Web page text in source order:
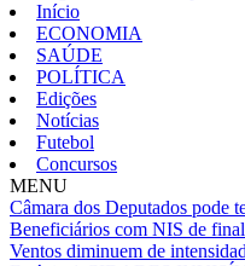
Início
ECONOMIA
SAÚDE
POLÍTICA
Edições
Notícias
Futebol
Concursos
MENU
Câmara dos Deputados pode
Beneficiários com NIS de
Ventos diminuem de